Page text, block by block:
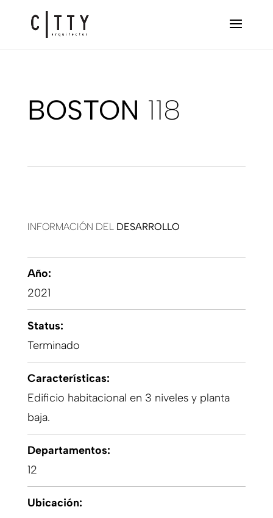
BOSTON 118
INFORMACIÓN DEL DESARROLLO
Año:
2021
Status:
Terminado
Características:
Edificio habitacional en 3 niveles y planta
baja.
Departamentos:
12
Ubicación: